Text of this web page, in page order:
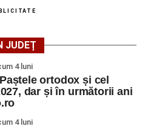
JUDEȚ
4 luni
ortodox și cel
dar și în următorii ani
4 luni